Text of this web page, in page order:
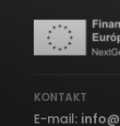
KONTAKT
E-mail: info@